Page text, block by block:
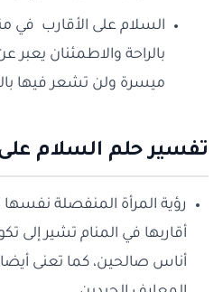
السلام على الأقارب في
بالراحة والاطمئنان
ميسرة ولن تشعر فيها
تفسير حلم السلام
رؤية المرأة المنفصلة
أقاربها في المنام تشير إلى
أناس صالحين، كما تعنى